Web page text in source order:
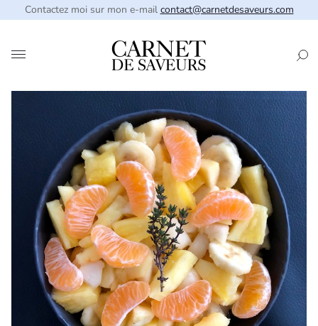
Contactez moi sur mon e-mail contact@carnetdesaveurs.com